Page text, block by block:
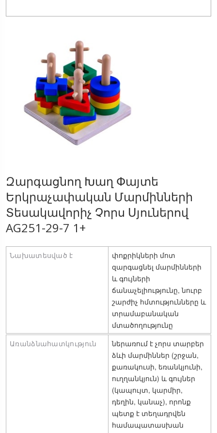
Զարգացնող Խաղ Փայտե
Երկրաչափական Մարմինների
Տեսակավորիչ Չորս Սյուներով
AG251-29-7 1+
Նախատեսված է
փոքրիկների մոտ
զարգացնել մարմինների
և գույների
ճանաչելիությունը, նուրբ
շարժիչ հմտությունները և
տրամաբանական
մտածողությունը
Առանձնահատկություն
ներառում է չորս տարբեր
ձևի մարմիններ (շրջան,
քառակուսի, եռանկյունի,
ուղղանկյուն) և գույներ
(կապույտ, կարմիր,
դեղին, կանաչ), որոնք
պետք է տեղադրվեն
համապատասխան